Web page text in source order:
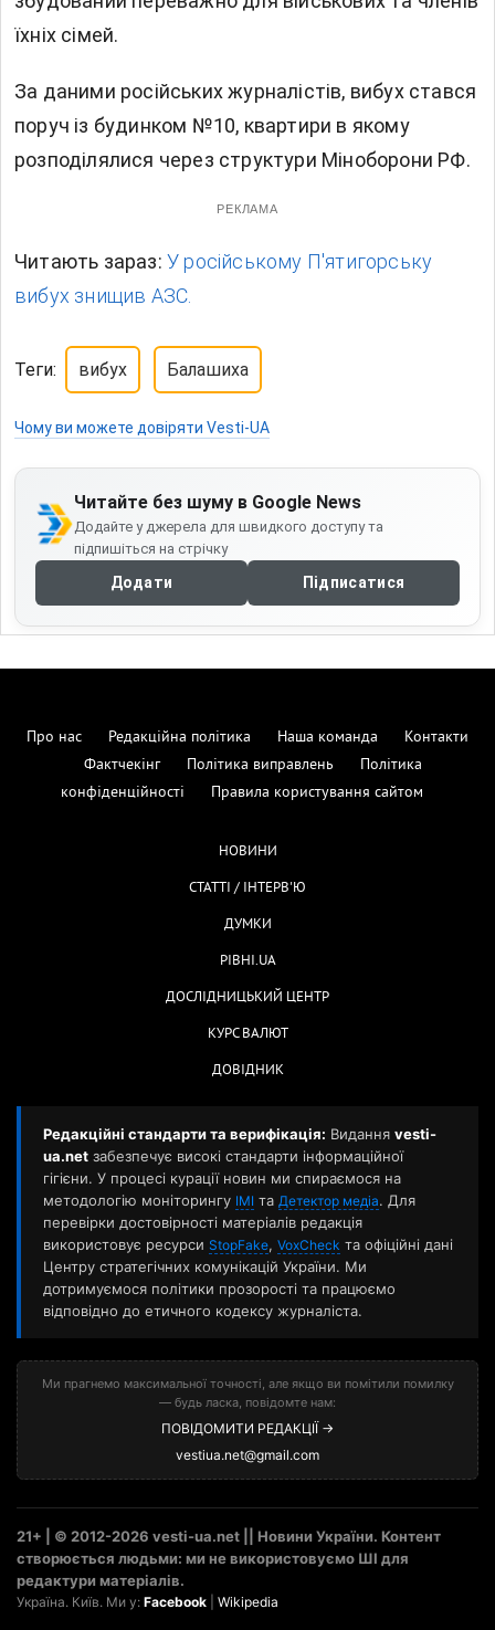
їхніх сімей.
За даними російських журналістів, вибух стався
поруч із будинком №10, квартири в якому
розподілялися через структури Міноборони РФ.
РЕКЛАМА
Читають зараз: У російському П'ятигорську
вибух знищив АЗС.
Теги: вибух Балашиха
Чому ви можете довіряти Vesti-UA
Читайте без шуму в Google News
Додайте у джерела для швидкого доступу та
підпишіться на стрічку
Додати Підписатися
Про нас Редакційна політика Наша команда
Контакти
Фактчекінг
Політика виправлень
Політика
конфіденційності
Правила користування сайтом
НОВИНИ
СТАТТІ / ІНТЕРВ'Ю
ДУМКИ
РІВНІ.UA
ДОСЛІДНИЦЬКИЙ ЦЕНТР
КУРС ВАЛЮТ
ДОВІДНИК
Редакційні стандарти та верифікація: Видання vesti-
ua.net забезпечує високі стандарти інформаційної
гігієни. У процесі курації новин ми спираємося на
методологію моніторингу ІМІ та Детектор медіа. Для
перевірки достовірності матеріалів редакція
використовує ресурси StopFake, VoxCheck та офіційні дані
Центру стратегічних комунікацій України. Ми
дотримуємося політики прозорості та працюємо
відповідно до етичного кодексу журналіста.
Ми прагнемо максимальної точності, але якщо ви помітили помилку
— будь ласка, повідомте нам:
ПОВІДОМИТИ РЕДАКЦІЇ →
vestiua.net@gmail.com
21+ | © 2012-2026 vesti-ua.net || Новини України. Контент
створюється людьми: ми не використовуємо ШІ для
редактури матеріалів.
Україна. Київ. Ми у: Facebook Wikipedia